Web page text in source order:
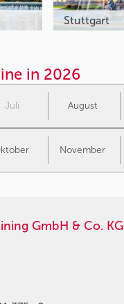
Stuttgart
in 2026
Juli August
November
GmbH & Co. KG